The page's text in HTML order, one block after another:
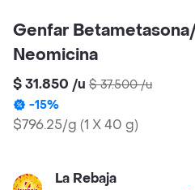
Genfar
Neomicina
$ 31.850 /u $ 37.500/u
-15%
$796.25/g (1 X 40 g)
La Rebaja